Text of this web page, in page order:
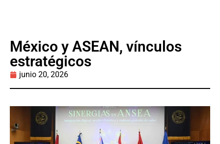
México y ASEAN, vínculos
estratégicos
junio 20, 2026